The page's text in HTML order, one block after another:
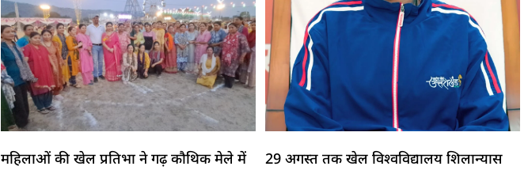
महिलाओं की खेल प्रतिभा ने गढ़ कौथिक मेले में
29 अगस्त तक खेल विश्वविद्यालय शिलान्यास